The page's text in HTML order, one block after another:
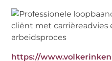
https://